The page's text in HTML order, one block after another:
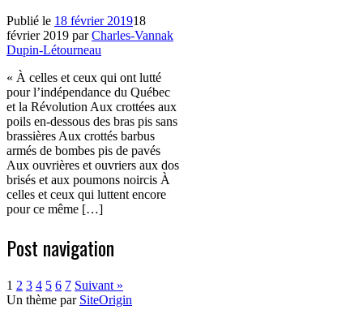
Publié le 18 février 201918
février 2019 parCharles-Vannak
Dupin-Létourneau
« À celles et ceux qui ont lutté
pour l’indépendance du Québec
et la Révolution Aux crottées aux
poils en-dessous des bras pis sans
brassières Aux crottés barbus
armés de bombes pis de pavés
Aux ouvrières et ouvriers aux dos
brisés et aux poumons noircis À
celles et ceux qui luttent encore
pour ce même […]
Post navigation
1 2 3 4 5 6 7 Suivant »
Un thème par SiteOrigin